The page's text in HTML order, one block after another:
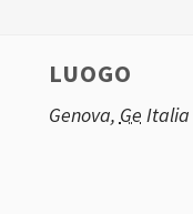
LUOGO
Genova, Ge Italia